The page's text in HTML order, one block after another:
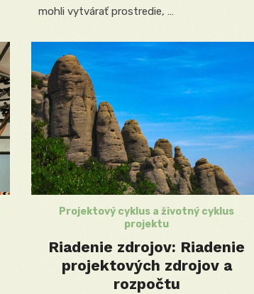
mohli vytvárať prostredie, …
Projektový cyklus a životný cyklus
projektu
Riadenie zdrojov: Riadenie
projektových zdrojov a
rozpočtu